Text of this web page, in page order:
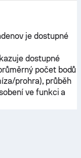
je dostupné
dostupné
počet bodů
prohra), průběh
ve funkci a